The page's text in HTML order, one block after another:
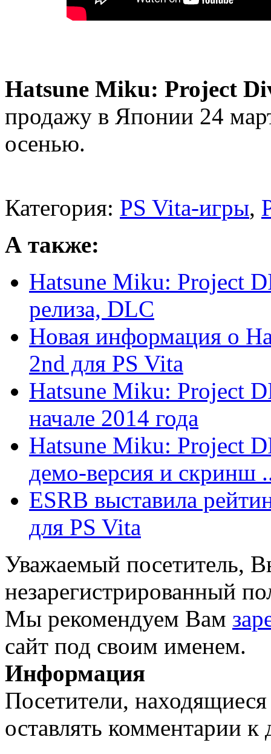
Hatsune Miku: Project
продажу в Японии 24
осенью.
Категория: PS Vita-игры,
А также:
Hatsune Miku: Project
релиза, DLC
Новая информация о
2nd для PS Vita
Hatsune Miku: Project
начале 2014 года
Hatsune Miku: Project
демо-версия и скринш
ESRB выставила
для PS Vita
Уважаемый посетитель,
незарегистрированный
Мы рекомендуем Вам
сайт под своим именем.
Информация
Посетители,
оставлять комментарии